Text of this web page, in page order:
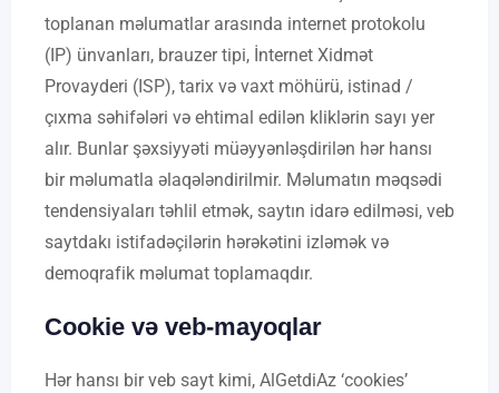
toplanan məlumatlar arasında internet protokolu
(IP) ünvanları, brauzer tipi, İnternet Xidmət
Provayderi (ISP), tarix və vaxt möhürü, istinad /
çıxma səhifələri və ehtimal edilən kliklərin sayı yer
alır. Bunlar şəxsiyyəti müəyyənləşdirilən hər hansı
bir məlumatla əlaqələndirilmir. Məlumatın məqsədi
tendensiyaları təhlil etmək, saytın idarə edilməsi, veb
saytdakı istifadəçilərin hərəkətini izləmək və
demoqrafik məlumat toplamaqdır.
Cookie və veb-mayoqlar
Hər hansı bir veb sayt kimi, AlGetdiAz ‘cookies’